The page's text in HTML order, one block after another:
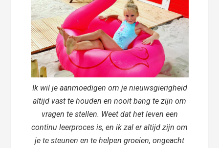
Ik wil je aanmoedigen om je nieuwsgierigheid
altijd vast te houden en nooit bang te zijn om
vragen te stellen. Weet dat het leven een
continu leerproces is, en ik zal er altijd zijn om
je te steunen en te helpen groeien, ongeacht